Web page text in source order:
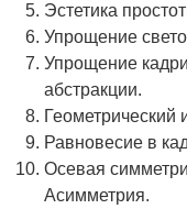
Эстетика
Упрощение
Упрощение
абстракции.
Геометрический
Равновесие в
Осевая
Асимметрия.